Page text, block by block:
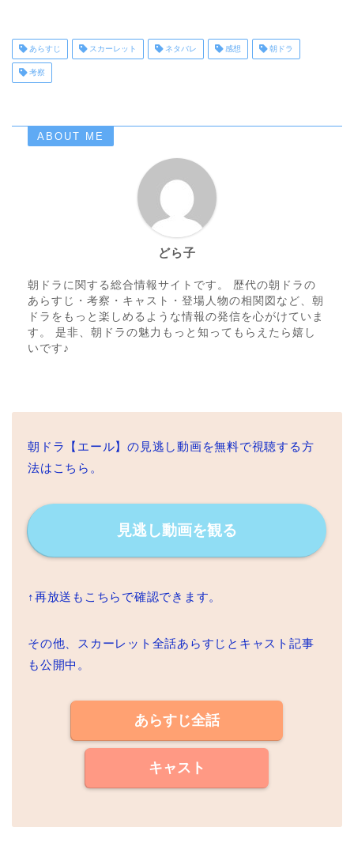
あらすじ スカーレット ネタバレ 感想 朝ドラ
考察
ABOUT ME
どら子
朝ドラに関する総合情報サイトです。 歴代の朝ドラの
あらすじ・考察・キャスト・登場人物の相関図など、朝
ドラをもっと楽しめるような情報の発信を心がけていま
す。 是非、朝ドラの魅力もっと知ってもらえたら嬉し
いです♪
朝ドラ【エール】の見逃し動画を無料で視聴する方
法はこちら。
見逃し動画を観る
↑再放送もこちらで確認できます。
その他、スカーレット全話あらすじとキャスト記事
も公開中。
あらすじ全話
キャスト